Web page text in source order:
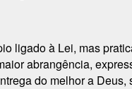
ligado à Lei, mas
abrangência,
do melhor a